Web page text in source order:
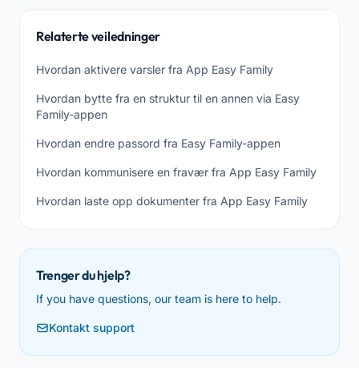
Relaterte veiledninger
Hvordan aktivere varsler fra App Easy Family
Hvordan bytte fra en struktur til en annen via Easy
Family-appen
Hvordan endre passord fra Easy Family-appen
Hvordan kommunisere en fravær fra App Easy Family
Hvordan laste opp dokumenter fra App Easy Family
Trenger du hjelp?
If you have questions, our team is here to help.
Kontakt support